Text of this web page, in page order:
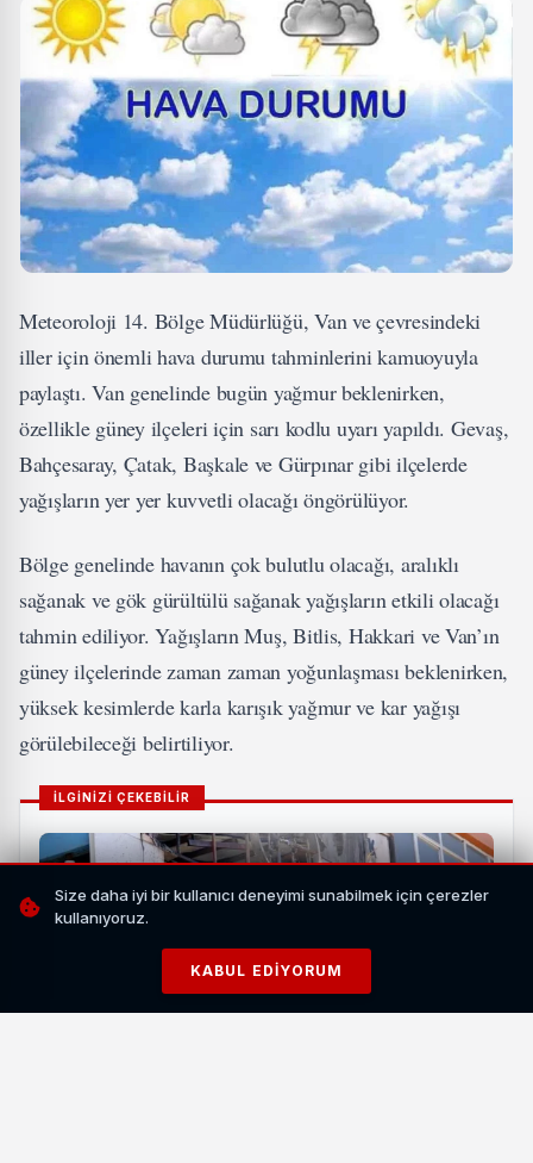
Meteoroloji 14. Bölge Müdürlüğü, Van ve çevresindeki
iller için önemli hava durumu tahminlerini kamuoyuyla
paylaştı. Van genelinde bugün yağmur beklenirken,
özellikle güney ilçeleri için sarı kodlu uyarı yapıldı. Gevaş,
Bahçesaray, Çatak, Başkale ve Gürpınar gibi ilçelerde
yağışların yer yer kuvvetli olacağı öngörülüyor.
Bölge genelinde havanın çok bulutlu olacağı, aralıklı
sağanak ve gök gürültülü sağanak yağışların etkili olacağı
tahmin ediliyor. Yağışların Muş, Bitlis, Hakkari ve Van’ın
güney ilçelerinde zaman zaman yoğunlaşması beklenirken,
yüksek kesimlerde karla karışık yağmur ve kar yağışı
görülebileceği belirtiliyor.
İLGİNİZİ ÇEKEBİLİR
Size daha iyi bir kullanıcı deneyimi sunabilmek için çerezler
kullanıyoruz.
KABUL EDIYORUM